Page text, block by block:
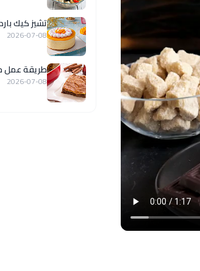
تشيز كيك
2026-07-08
طريقة عمل
2026-07-08